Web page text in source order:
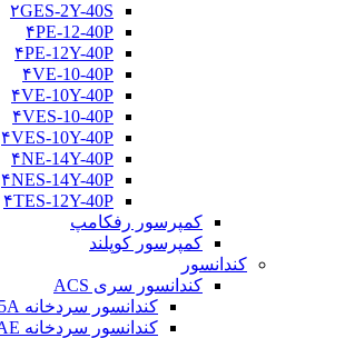
۲GES-2Y-40S
۴PE-12-40P
۴PE-12Y-40P
۴VE-10-40P
۴VE-10Y-40P
۴VES-10-40P
۴VES-10Y-40P
۴NE-14Y-40P
۴NES-14Y-40P
۴TES-12Y-40P
کمپرسور رفکامپ
کمپرسور کوپلند
کندانسور
کندانسور سری ACS
کندانسور سردخانه ACS-135A
کندانسور سردخانه ACS-135AE